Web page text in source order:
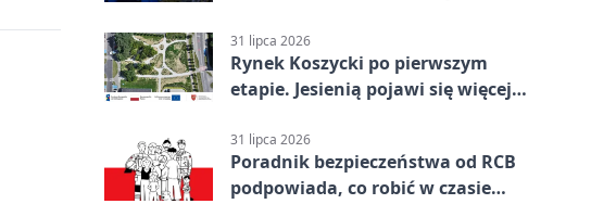
31 lipca 2026
Rynek Koszycki po pierwszym
etapie. Jesienią pojawi się więcej
31 lipca 2026
Poradnik bezpieczeństwa od RCB
podpowiada, co robić w czasie